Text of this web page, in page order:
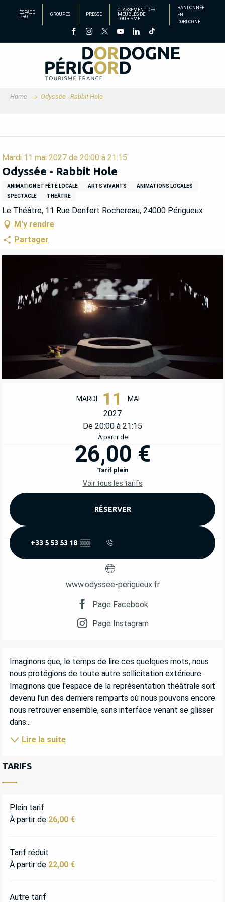
principal
ESPACE
PRO
GROUPES PRESSE
CLASSEMENT DES
MEUBLÉS DE
TOURISME
RANDONNÉE
EN
DORDOGNE
Home Odyssée - Rabbit Hole
Mardi 11 mai 2027 de 20:00 à 21:15
Odyssée - Rabbit Hole
ANIMATION ET FÊTE LOCALE ARTS VIVANTS
ANIMATIONS LOCALES
SPECTACLE
THÉÂTRE
Le Théâtre, 11 Rue Denfert Rochereau, 24000 Périgueux
M'y rendre
Partager
OUVERTURE ET COORDONNÉES
MARDI 11 MAI
2027
De 20:00 à 21:15
À partir de
26,00 €
Tarif plein
Voir tous les tarifs
RÉSERVER
+33 5 53 53 18 ▒▒
www.odyssee-perigueux.fr
Page Facebook
Page Instagram
DESCRIPTION
Imaginons que, le temps de lire ces quelques mots, nous
nous protégions de toute autre sollicitation extérieure.
Imaginons que l'espace de la représentation théâtrale soit
devenu l'un des derniers remparts où nous pouvons encore
nous retrouver ensemble, sans interface venant se glisser
dans...
Lire la suite
TARIFS
Plein tarif
À partir de 26,00 €
Tarif réduit
À partir de 22,00 €
Autre tarif